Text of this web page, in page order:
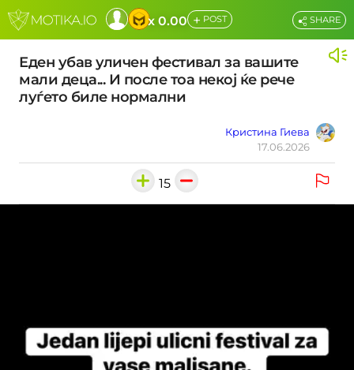
x 0.00 + POST
Еден убав уличен фестивал за вашите
мали деца... И после тоа некој ќе рече
луѓето биле нормални
Кристина Гиева
17.06.2026
SHARE
15